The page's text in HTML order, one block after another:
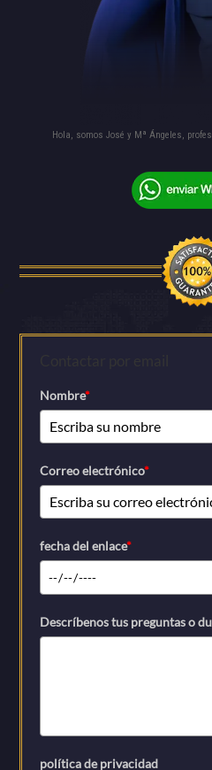
Hola, somos José y Mª Ángeles,
Nombre*
Correo electrónico*
fecha del enlace*
Descríbenos tus preguntas o
política de privacidad